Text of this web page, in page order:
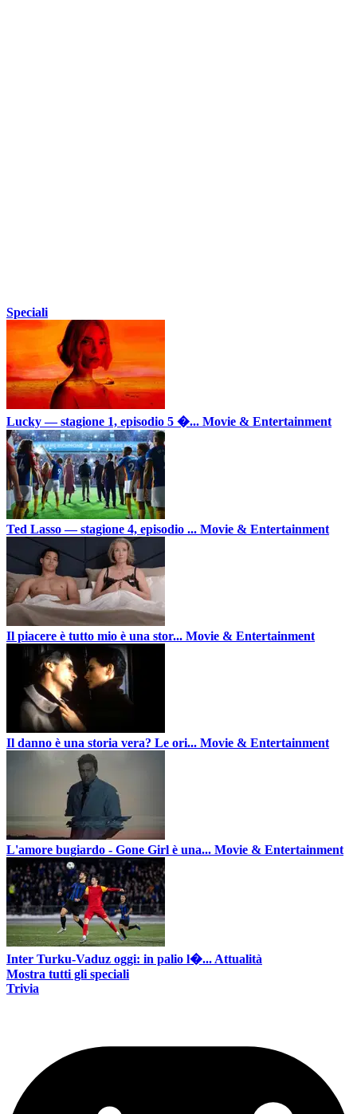
Speciali
Lucky — stagione 1, episodio 5 �... Movie & Entertainment
Ted Lasso — stagione 4, episodio ... Movie & Entertainment
Il piacere è tutto mio è una stor... Movie & Entertainment
Il danno è una storia vera? Le ori... Movie & Entertainment
L'amore bugiardo - Gone Girl è una... Movie & Entertainment
Inter Turku-Vaduz oggi: in palio l�... Attualità
Mostra tutti gli speciali
Trivia